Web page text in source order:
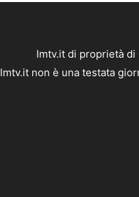
Imtv.it di proprietà di
Imtv.it non è una testata